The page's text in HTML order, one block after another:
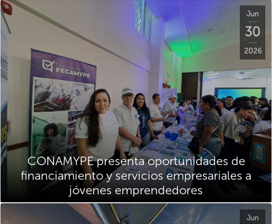
Jun
30
2026
CONAMYPE presenta oportunidades de
financiamiento y servicios empresariales a
jóvenes emprendedores
Jun